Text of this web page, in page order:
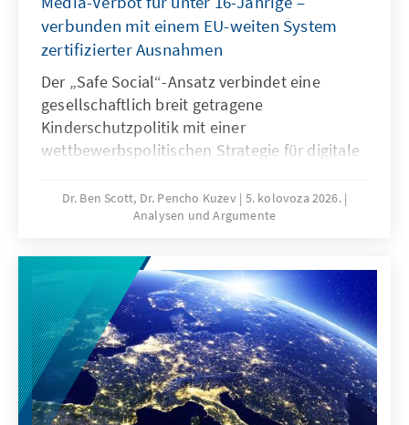
verbunden mit einem EU-weiten System
zertifizierter Ausnahmen
Der „Safe Social“-Ansatz verbindet eine
gesellschaftlich breit getragene
Kinderschutzpolitik mit einer
wettbewerbspolitischen Strategie für digitale
unter 16-Jährige reagieren viele Staaten auf
gefährliche digitale Produkte und die
Plattformen. Es sollte mit einem EU-weiten
System zertifizierter Ausnahmen verbunden
werden, um die Regeln für digitale Dienste
neu auszurichten: Kinder müssen wirksam
geschützt werden, zugleich muss der Markt
für europäische Alternativen zum heutigen
Oligopol geöffnet werden.
Dr. Ben Scott, Dr. Pencho Kuzev 5. kolovoza 2026.
Analysen und Argumente